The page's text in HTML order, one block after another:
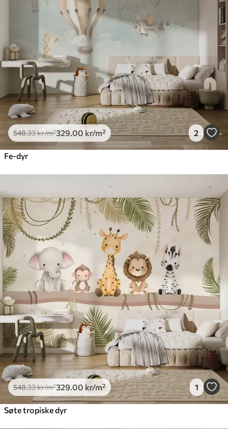
548.33kr/m²329 .00 kr/m² 2
Fe-dyr
548.33kr/m²329 .00 kr/m² 1
Søte tropiske dyr